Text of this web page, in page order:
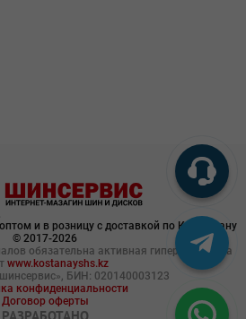
и в розницу с доставкой по Казахстану
© 2017-2026
обязательна активная гиперссылка на
www.kostanayshs.kz
БИН: 020140003123
конфиденциальности
Договор оферты